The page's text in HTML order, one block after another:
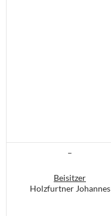
–
Beisitzer
Holzfurtner Johannes